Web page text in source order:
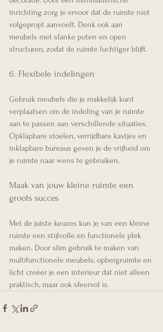
inrichting zorg je ervoor dat de ruimte niet
volgepropt aanvoelt. Denk ook aan
meubels met slanke poten en open
structuren, zodat de ruimte luchtiger blijft.
6. Flexibele indelingen
Gebruik meubels die je makkelijk kunt
verplaatsen om de indeling van je ruimte
aan te passen aan verschillende situaties.
Opklapbare stoelen, verrijdbare kastjes en
inklapbare bureaus geven je de vrijheid om
je ruimte naar wens te gebruiken.
Maak van jouw kleine ruimte een
groots succes
Met de juiste keuzes kun je van een kleine
ruimte een stijlvolle en functionele plek
maken. Door slim gebruik te maken van
multifunctionele meubels, opbergruimte en
licht creëer je een interieur dat niet alleen
praktisch, maar ook sfeervol is.